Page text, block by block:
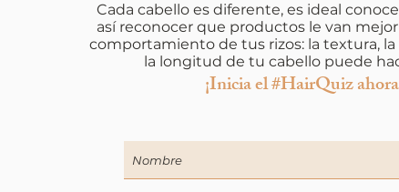
Cada cabello es diferente, es ideal
así reconocer que productos le van
comportamiento de tus rizos: la textura,
la longitud de tu cabello puede
¡Inicia el #HairQuiz